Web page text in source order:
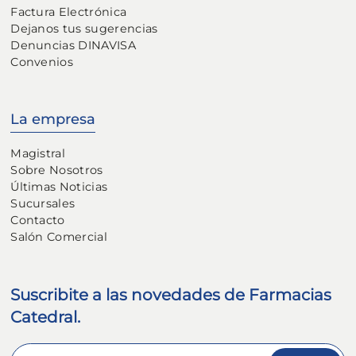
Factura Electrónica
Dejanos tus sugerencias
Denuncias DINAVISA
Convenios
La empresa
Magistral
Sobre Nosotros
Últimas Noticias
Sucursales
Contacto
Salón Comercial
Suscribite a las novedades de Farmacias
Catedral.